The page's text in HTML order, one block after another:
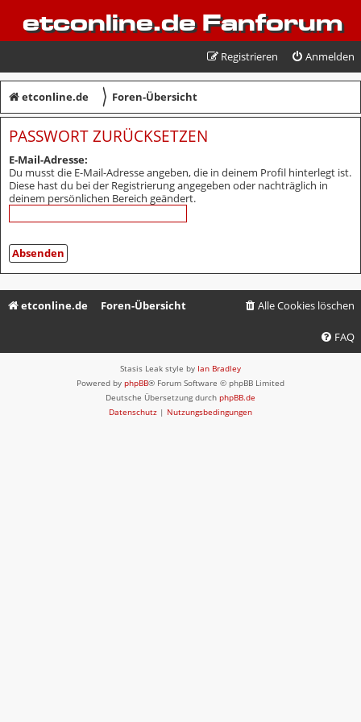
etconline.de Fanforum
Anmelden
Registrieren
etconline.de 〉 Foren-Übersicht
PASSWORT ZURÜCKSETZEN
E-Mail-Adresse:
Du musst die E-Mail-Adresse angeben, die in deinem Profil hinterlegt ist.
Diese hast du bei der Registrierung angegeben oder nachträglich in
deinem persönlichen Bereich geändert.
etconline.de Foren-Übersicht Alle Cookies löschen
FAQ
Stasis Leak style by Ian Bradley
Powered by phpBB® Forum Software © phpBB Limited
Deutsche Übersetzung durch phpBB.de
Datenschutz | Nutzungsbedingungen